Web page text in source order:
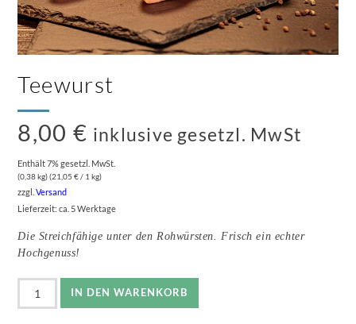
Teewurst
8,00 € inklusive gesetzl. MwSt
Enthält 7% gesetzl. MwSt.
(0,38 kg) (21,05€/ 1 kg)
zzgl.Versand
Lieferzeit: ca. 5 Werktage
Die Streichfähige unter den Rohwürsten. Frisch ein echter
Hochgenuss!
Menge
IN DEN WARENKORB